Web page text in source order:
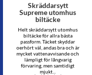
Skräddarsytt
Supreme utomhus
biltäcke
Helt skräddarsytt utomhus
biltäcke för allra bästa
passform. Täcket skyddar
oerhört väl, andas bra och är
mycket vattenavvisande och
lämpligt för långvarig
förvaring, men samtidigt
mjukt...